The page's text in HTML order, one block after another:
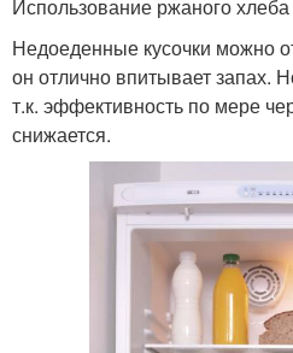
Использование ржаного хлеба
Недоеденные кусочки можно
он отлично впитывает запах.
т.к. эффективность по мере
снижается.